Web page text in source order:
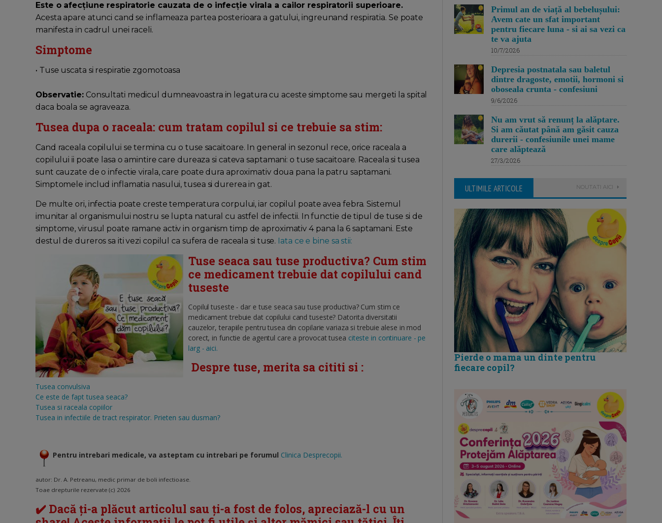
Este o afecțiune respiratorie cauzata de o infecție virala a cailor respiratorii superioare.
Acesta apare atunci cand se inflameaza partea posterioara a gatului, ingreunand respiratia. Se poate
manifesta in cadrul unei raceli.
Simptome
• Tuse uscata si respiratie zgomotoasa
Observatie:Consultati medicul dumneavoastra in legatura cu aceste simptome sau mergeti la spital
daca boala se agraveaza.
Tusea dupa o raceala: cum tratam copilul si ce trebuie sa stim:
Cand raceala copilului se termina cu o tuse sacaitoare. In general in sezonul rece, orice raceala a
copilului ii poate lasa o amintire care dureaza si cateva saptamani: o tuse sacaitoare. Raceala si tusea
sunt cauzate de o infectie virala, care poate dura aproximativ doua pana la patru saptamani.
Simptomele includ inflamatia nasului, tusea si durerea in gat.
De multe ori, infectia poate creste temperatura corpului, iar copilul poate avea febra. Sistemul
imunitar al organismului nostru se lupta natural cu astfel de infectii. In functie de tipul de tuse si de
simptome, virusul poate ramane activ in organism timp de aproximativ 4 pana la 6 saptamani. Este
destul de dureros sa iti vezi copilul ca sufera de raceala si tuse. Iata ce e bine sa stii:
Tuse seaca sau tuse productiva? Cum stim
ce medicament trebuie dat copilului cand
tuseste
Copilul tuseste - dar e tuse seaca sau tuse productiva? Cum stim ce
medicament trebuie dat copilului cand tuseste? Datorita diversitatii
cauzelor, terapiile pentru tusea din copilarie variaza si trebuie alese in mod
corect, in functie de agentul care a provocat tusea citeste in continuare - pe
larg - aici.
Despre tuse, merita sa cititi si :
Tusea convulsiva
Ce este de fapt tusea seaca?
Tusea si raceala copiilor
Tusea in infectiile de tract respirator. Prieten sau dusman?
Pentru intrebari medicale, va asteptam cu intrebari pe forumul Clinica Desprecopii.
autor: Dr. A. Petreanu, medic primar de boli infectioase.
Toae drepturile rezervate (c) 2026
✔️ Dacă ți-a plăcut articolul sau ți-a fost de folos, apreciază-l cu un
Primul an de viață al bebelușului:
Avem cate un sfat important
pentru fiecare luna - si ai sa vezi ca
te va ajuta
10/7/2026
Depresia postnatala sau baletul
dintre dragoste, emotii, hormoni si
oboseala crunta - confesiuni
9/6/2026
Nu am vrut să renunț la alăptare.
Si am căutat până am găsit cauza
durerii - confesiunile unei mame
care alăptează
27/3/2026
ULTIMILE ARTICOLE NOUTATI AICI
Pierde o mama un dinte pentru
fiecare copil?